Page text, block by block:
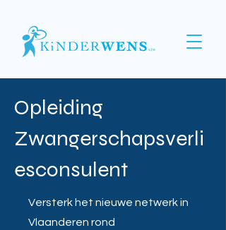
Opleiding
Zwangerschapsverli
esconsulent
Versterk het nieuwe netwerk in
Vlaanderen rond